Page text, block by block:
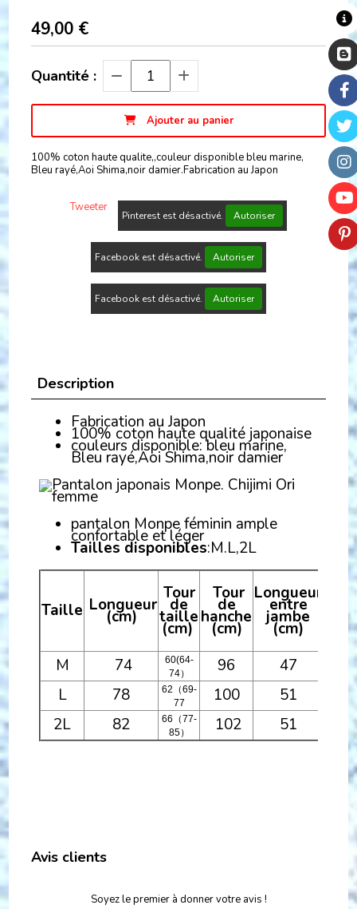
49,00 €
Quantité :
Ajouter au panier
100% coton haute qualite,,couleur disponible bleu marine,
Bleu rayé,Aoi Shima,noir damier.Fabrication au Japon
Tweeter
Pinterest est désactivé. Autoriser
Facebook est désactivé. Autoriser
Facebook est désactivé. Autoriser
Description
Fabrication au Japon
100% coton haute qualité japonaise
couleurs disponible: bleu marine,
Bleu rayé,Aoi Shima,noir damier
pantalon Monpe féminin ample
confortable et léger
Tailles disponibles:M.L,2L
Taille Longueur
(cm)
Tour
de
taille
(cm)
Tour
de
hanche
(cm)
Longueur
entre
jambe
(cm)
M
74
60(64-
74）
96
47
L
78
62（69-
77
100
51
2L
82
66（77-
85）
102 51
Avis clients
Soyez le premier à donner votre avis !